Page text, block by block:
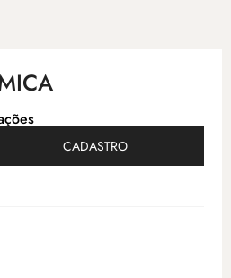
CADASTRO